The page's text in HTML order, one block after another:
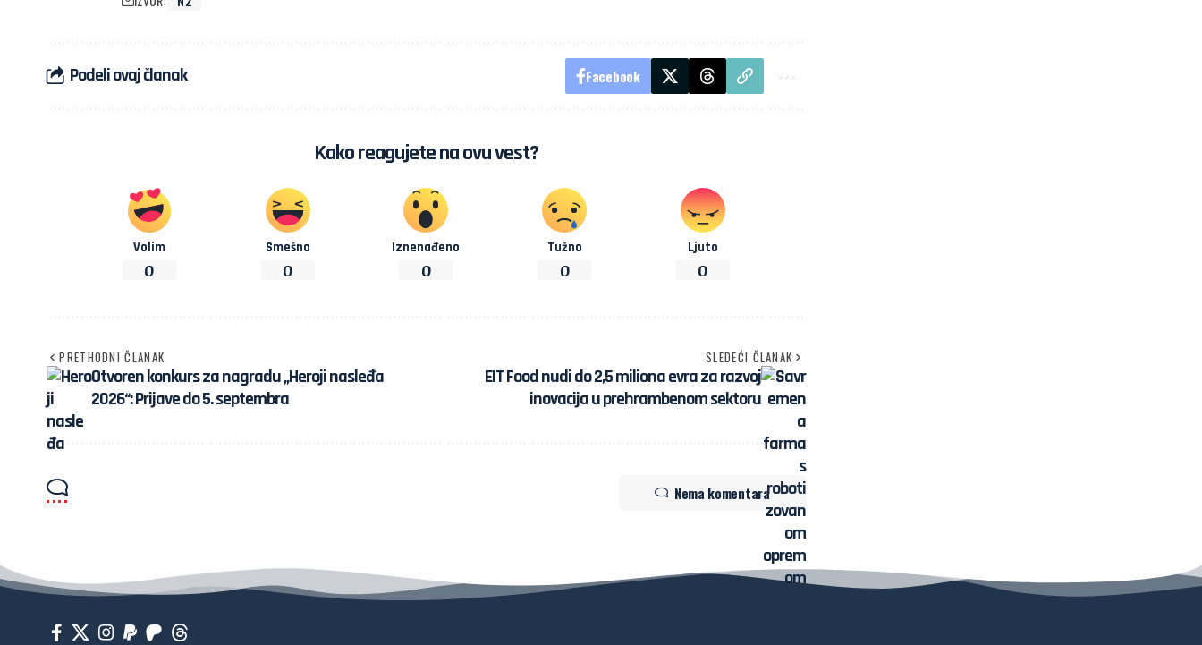
Podeli ovaj članak Facebook
Kako reagujete na ovu vest?
Volim
0
Smešno
0
Iznenađeno
0
Tužno
0
Ljuto
0
PRETHODNI ČLANAK
Otvoren konkurs za nagradu „Heroji nasleđa
2026“: Prijave do 5. septembra
SLEDEĆI ČLANAK
EIT Food nudi do 2,5 miliona evra za razvoj
inovacija u prehrambenom sektoru
Nema komentara